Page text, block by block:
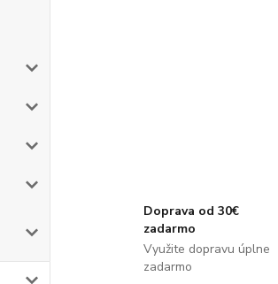
Doprava od 30€
zadarmo
Využite dopravu úplne
zadarmo